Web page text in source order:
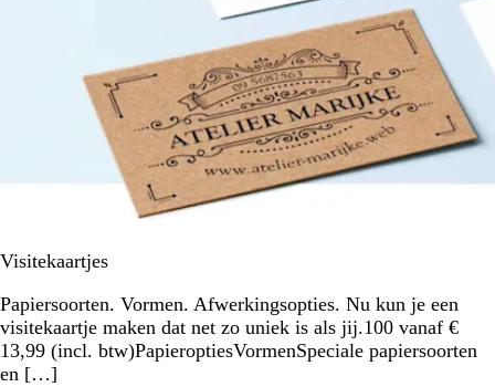
Visitekaartjes
Papiersoorten. Vormen. Afwerkingsopties. Nu kun je een
visitekaartje maken dat net zo uniek is als jij.100 vanaf €
13,99 (incl. btw)PapieroptiesVormenSpeciale papiersoorten
en […]